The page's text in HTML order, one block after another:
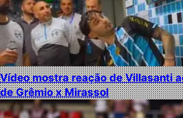
Vídeo mostra reação de Villasanti
de Grêmio x Mirassol